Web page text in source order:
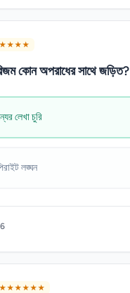
★ ★ ★
কোন অপরাধের সাথে জড়িত?
লেখা চুরি
লঙ্ঘন
★ ★ ★ ★ ★